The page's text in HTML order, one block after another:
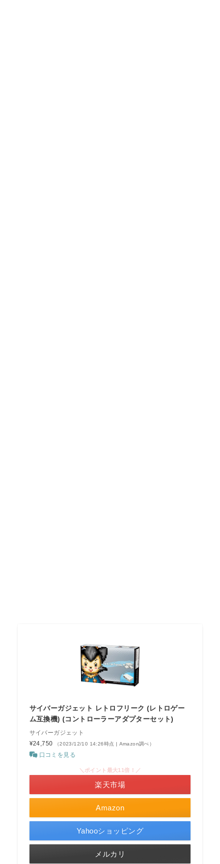
サイバーガジェット レトロフリーク (レトロゲー
ム互換機) (コントローラーアダプターセット)
サイバーガジェット
¥24,750
（2023/12/10 14:26時点 | Amazon調べ）
口コミを見る
Amazon
＼ポイント最大11倍！／
楽天市場
Yahooショッピング
メルカリ